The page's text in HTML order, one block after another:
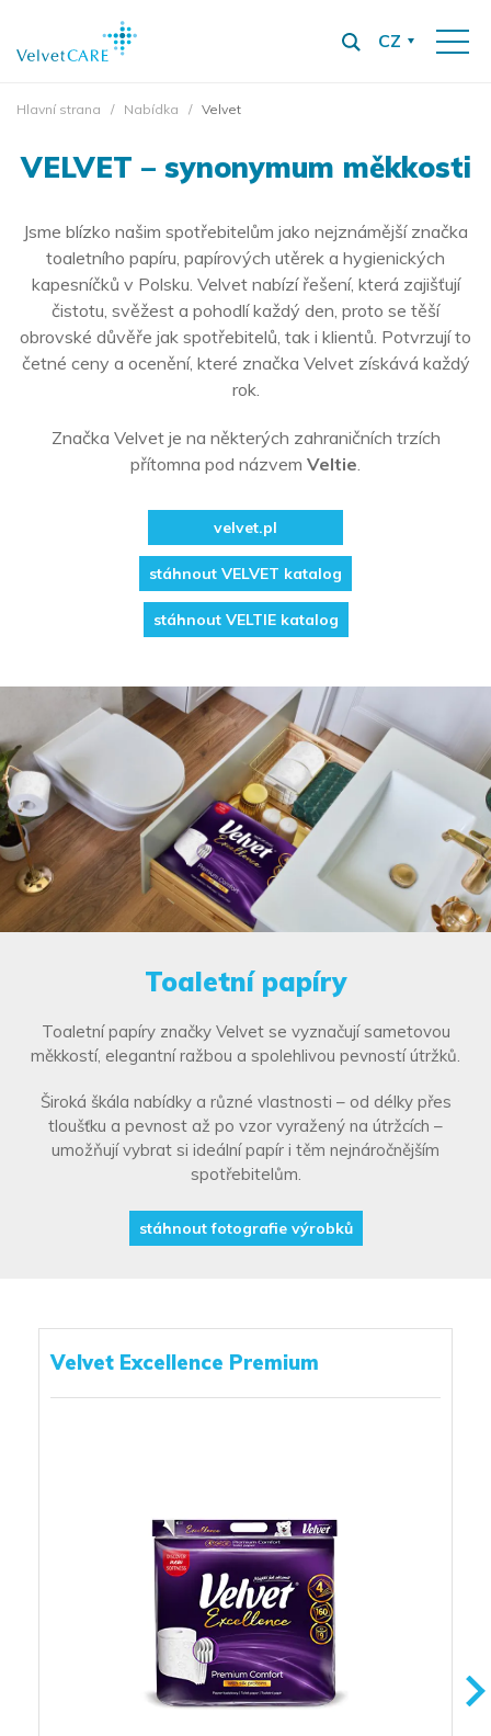
CZ
Hlavní strana Nabídka Velvet
VELVET – synonymum měkkosti
Jsme blízko našim spotřebitelům jako nejznámější značka
toaletního papíru, papírových utěrek a hygienických
kapesníčků v Polsku. Velvet nabízí řešení, která zajišťují
čistotu, svěžest a pohodlí každý den, proto se těší
obrovské důvěře jak spotřebitelů, tak i klientů. Potvrzují to
četné ceny a ocenění, které značka Velvet získává každý
rok.
Značka Velvet je na některých zahraničních trzích
přítomna pod názvem Veltie.
velvet.pl
stáhnout VELVET katalog
stáhnout VELTIE katalog
Toaletní papíry
Toaletní papíry značky Velvet se vyznačují sametovou
měkkostí, elegantní ražbou a spolehlivou pevností útržků.
Široká škála nabídky a různé vlastnosti – od délky přes
tloušťku a pevnost až po vzor vyražený na útržcích –
umožňují vybrat si ideální papír i těm nejnáročnějším
spotřebitelům.
stáhnout fotografie výrobků
Velvet Excellence Premium